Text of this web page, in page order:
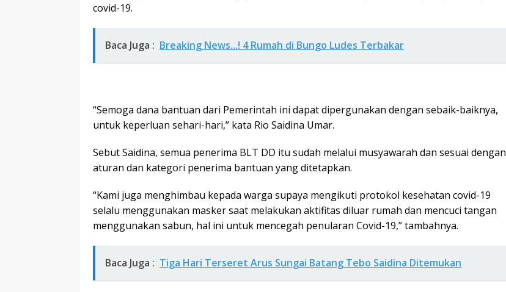
covid-19.
Baca Juga : Breaking News...! 4 Rumah di Bungo Ludes Terbakar
“Semoga dana bantuan dari Pemerintah ini dapat dipergunakan dengan sebaik-baiknya,
untuk keperluan sehari-hari,” kata Rio Saidina Umar.
Sebut Saidina, semua penerima BLT DD itu sudah melalui musyawarah dan sesuai dengan
aturan dan kategori penerima bantuan yang ditetapkan.
“Kami juga menghimbau kepada warga supaya mengikuti protokol kesehatan covid-19
selalu menggunakan masker saat melakukan aktifitas diluar rumah dan mencuci tangan
menggunakan sabun, hal ini untuk mencegah penularan Covid-19,” tambahnya.
Baca Juga : Tiga Hari Terseret Arus Sungai Batang Tebo Saidina Ditemukan